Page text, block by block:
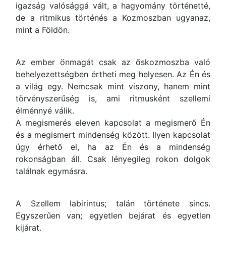
igazság valósággá vált, a hagyomány történetté,
de a ritmikus történés a Kozmoszban ugyanaz,
mint a Földön.
Az ember önmagát csak az őskozmoszba való
behelyezettségben értheti meg helyesen. Az Én és
a világ egy. Nemcsak mint viszony, hanem mint
törvényszerűség is, ami ritmusként szellemi
élménnyé válik.
A megismerés eleven kapcsolat a megismerő Én
és a megismert mindenség között. Ilyen kapcsolat
úgy érhető el, ha az Én és a mindenség
rokonságban áll. Csak lényegileg rokon dolgok
találnak egymásra.
A Szellem labirintus; talán története sincs.
Egyszerűen van; egyetlen bejárat és egyetlen
kijárat.